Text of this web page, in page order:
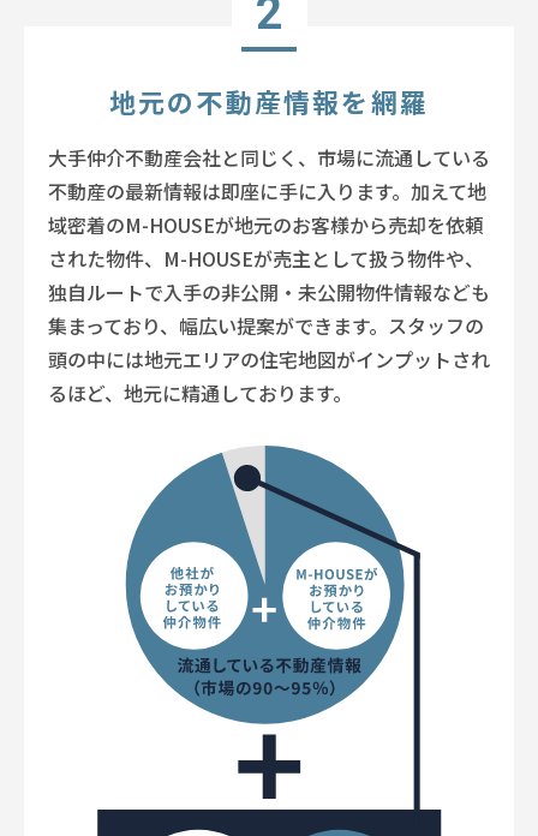
2
地元の不動産情報を網羅
大手仲介不動産会社と同じく、市場に流通している
不動産の最新情報は即座に手に入ります。 加えて地
域密着のM-HOUSEが地元のお客様から売却を依頼
された物件、M-HOUSEが売主として扱う物件や、
独自ルートで入手の非公開・未公開物件情報なども
集まっており、幅広い提案ができます。 スタッフの
頭の中には地元エリアの住宅地図がインプットされ
るほど、地元に精通しております。